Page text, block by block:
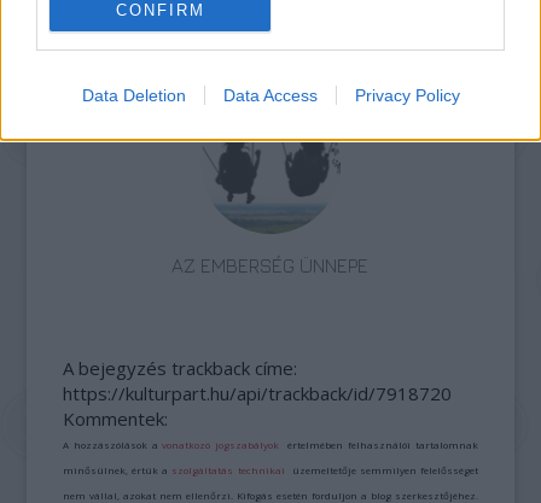
CONFIRM
Data Deletion Data Access Privacy Policy
AMERIKÁBAN ÉS DÉL-AFRIKÁBAN IS
RAJONGANAK A MAGYAR SZOCREÁLÉRT
AZ EMBERSÉG ÜNNEPE
A bejegyzés trackback címe:
https://kulturpart.hu/api/trackback/id/7918720
Kommentek:
A hozzászólások avonatkozó jogszabályok értelmében felhasználói tartalomnak
minősülnek, értük a szolgáltatás technikai üzemeltetője semmilyen felelősséget
nem vállal, azokat nem ellenőrzi. Kifogás esetén forduljon a blog szerkesztőjéhez.